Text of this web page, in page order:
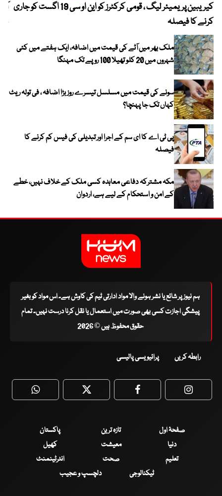
کیریبین پریمیئر لیگ ، قومی کرکٹرز کو این او سی 19 اگست کو جاری
کرنے کا فیصلہ
ملک بھر میں آٹے کی قیمت میں اضافہ، ایک ہفتے میں کئی
شہروں میں 20 کلو تھیلا 100 روپے تک مہنگا
سونے کی قیمت میں مسلسل تیسرے روز بڑا اضافہ ، فی تولہ ریٹ
کہاں تک جا پہنچا؟
پی ٹی اے کا ای سم کے اجرا اور تبدیلی کی فیس کم کرنے کا
فیصلہ
مکہ مشترکہ دفاعی معاہدہ کسی ملک کے خلاف نہیں، خطے
کے امن و استحکام کے لیے ہے، اردوان
ہم نیوز پر شائع یا نشر ہونے والا مواد ادارتی ٹیم کی کاوش ہے۔ اس مواد کو بغیر
پیشگی اجازت کسی بھی صورت میں استعمال یا نقل کرنا درست نہیں۔ تمام
حقوق محفوظ ہیں © 2026
رابطہ کریں پرائیویسی پالیسی
WhatsApp Twitter Facebook
صفحۂ اول تازہ ترین
پاکستان
دنیا
معیشت
کھیل
تعلیم
صحت
انٹرٹینمنٹ
ٹیکنالوجی
دلچسپ و عجیب